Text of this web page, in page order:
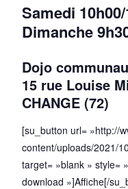
Samedi
Dimanche
Dojo
15 rue Louise
CHANGE (72)
[su_button url= »http://
content/uploads/2021/
target= »blank » style=
download »]Affiche[/